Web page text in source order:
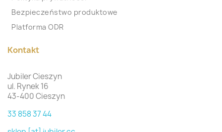
Bezpieczeństwo produktowe
Platforma ODR
Kontakt
Jubiler Cieszyn
ul. Rynek 16
43-400 Cieszyn
33 858 37 44